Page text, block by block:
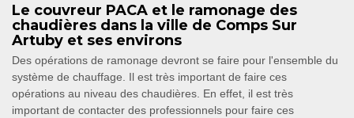
Le couvreur PACA et le ramonage des
chaudières dans la ville de Comps Sur
Artuby et ses environs
Des opérations de ramonage devront se faire pour l'ensemble du
système de chauffage. Il est très important de faire ces
opérations au niveau des chaudières. En effet, il est très
important de contacter des professionnels pour faire ces